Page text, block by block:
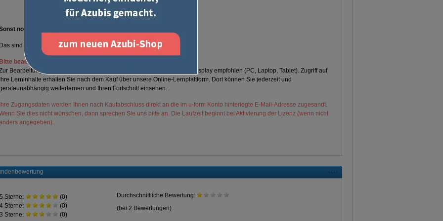
noch was?
Das sind keine Original IHK-Prüfungen. Die gibt es nur in Papier!
Bitte beachten:
Bearbeitung der Lerninhalte wird ein Gerät mit ausreichend großem Display empfohlen (PC, Laptop, Tablet). Zugriff auf
Ihre Lerninhalte erhalten Sie nach dem Kauf über unsere Online-Lernplattform. Dort können Sie jederzeit und
weiterlernen und Ihren Fortschritt einsehen.
Ihre Zugangsdaten werden Ihnen nach Kaufabschluss direkt an die im u-form Konto hinterlegte E-Mail-Adresse zugesandt.
Sie dies nicht wünschen, dann sprechen Sie uns bitte an. Die Laufzeit beginnt bei Aktivierung der Lizenz (wenn nicht
angegeben).